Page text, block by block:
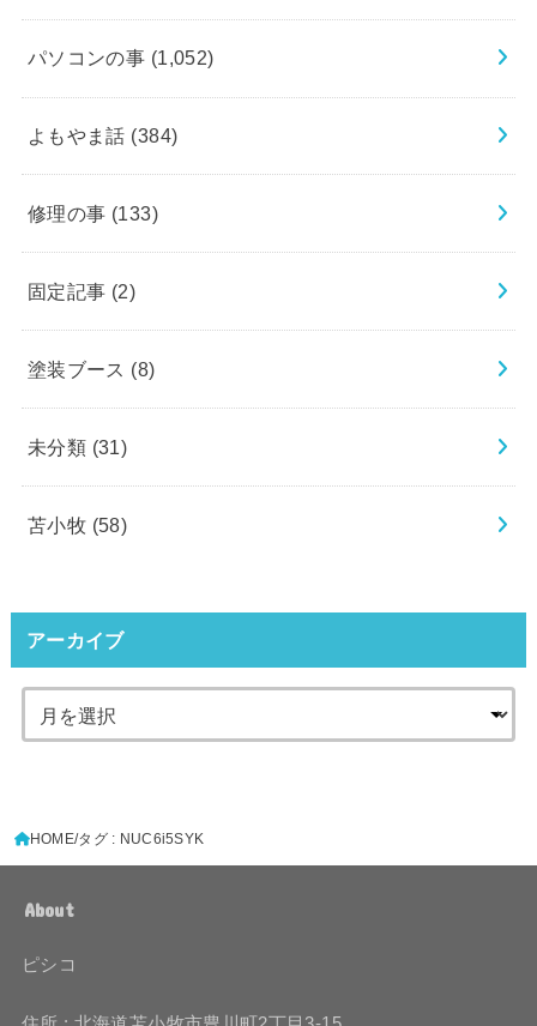
パソコンの事 (1,052)
よもやま話 (384)
修理の事 (133)
固定記事 (2)
塗装ブース (8)
未分類 (31)
苫小牧 (58)
アーカイブ
HOME タグ : NUC6i5SYK
About
ピシコ